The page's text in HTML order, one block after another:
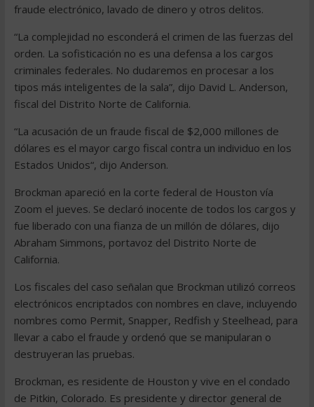
fraude electrónico, lavado de dinero y otros delitos.
“La complejidad no esconderá el crimen de las fuerzas del
orden. La sofisticación no es una defensa a los cargos
criminales federales. No dudaremos en procesar a los
tipos más inteligentes de la sala”, dijo David L. Anderson,
fiscal del Distrito Norte de California.
“La acusación de un fraude fiscal de $2,000 millones de
dólares es el mayor cargo fiscal contra un individuo en los
Estados Unidos“, dijo Anderson.
Brockman apareció en la corte federal de Houston vía
Zoom el jueves. Se declaró inocente de todos los cargos y
fue liberado con una fianza de un millón de dólares, dijo
Abraham Simmons, portavoz del Distrito Norte de
California.
Los fiscales del caso señalan que Brockman utilizó correos
electrónicos encriptados con nombres en clave, incluyendo
nombres como Permit, Snapper, Redfish y Steelhead, para
llevar a cabo el fraude y ordenó que se manipularan o
destruyeran las pruebas.
Brockman, es residente de Houston y vive en el condado
de Pitkin, Colorado. Es presidente y director general de